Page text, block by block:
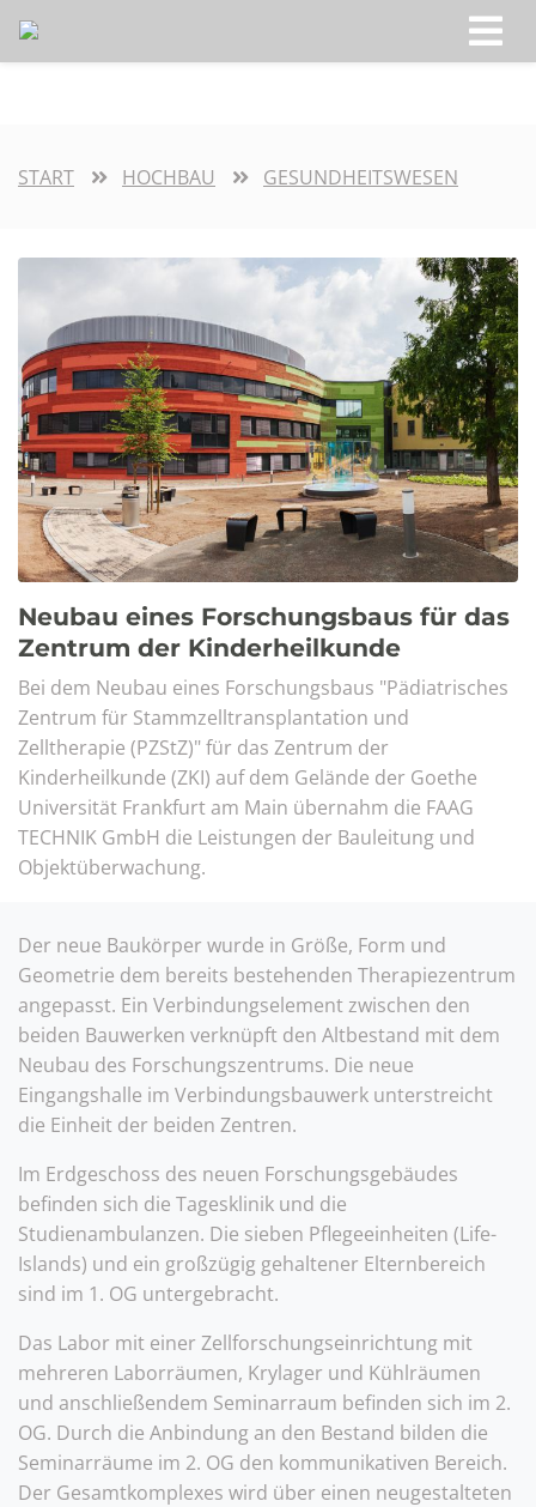
START HOCHBAU GESUNDHEITSWESEN
Neubau eines Forschungsbaus für das
Zentrum der Kinderheilkunde
Bei dem Neubau eines Forschungsbaus "Pädiatrisches
Zentrum für Stammzelltransplantation und
Zelltherapie (PZStZ)" für das Zentrum der
Kinderheilkunde (ZKI) auf dem Gelände der Goethe
Universität Frankfurt am Main übernahm die FAAG
TECHNIK GmbH die Leistungen der Bauleitung und
Objektüberwachung.
Der neue Baukörper wurde in Größe, Form und
Geometrie dem bereits bestehenden Therapiezentrum
angepasst. Ein Verbindungselement zwischen den
beiden Bauwerken verknüpft den Altbestand mit dem
Neubau des Forschungszentrums. Die neue
Eingangshalle im Verbindungsbauwerk unterstreicht
die Einheit der beiden Zentren.
Im Erdgeschoss des neuen Forschungsgebäudes
befinden sich die Tagesklinik und die
Studienambulanzen. Die sieben Pflegeeinheiten (Life-
Islands) und ein großzügig gehaltener Elternbereich
sind im 1. OG untergebracht.
Das Labor mit einer Zellforschungseinrichtung mit
mehreren Laborräumen, Krylager und Kühlräumen
und anschließendem Seminarraum befinden sich im 2.
OG. Durch die Anbindung an den Bestand bilden die
Seminarräume im 2. OG den kommunikativen Bereich.
Der Gesamtkomplexes wird über einen neugestalteten